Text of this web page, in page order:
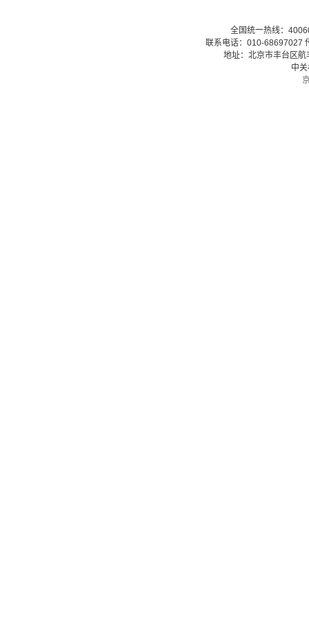
全国统一热线：
联系电话：010-68697027
地址：北京市丰台区
中